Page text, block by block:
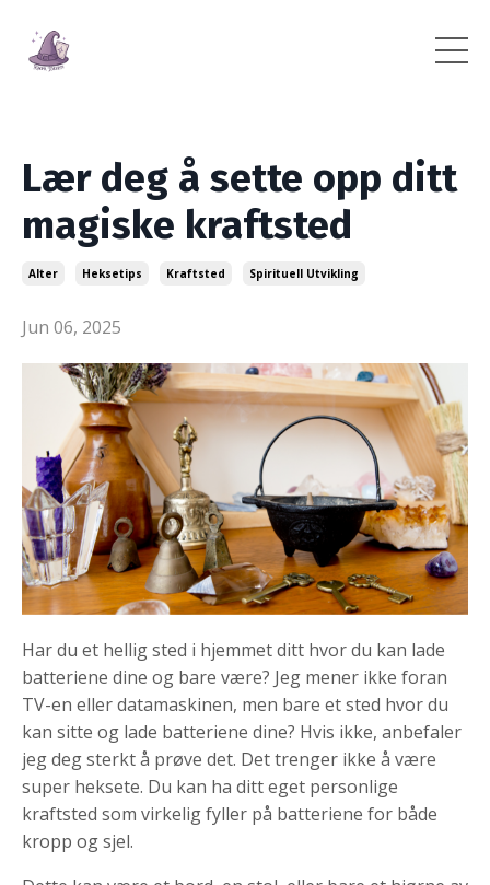
Lær deg å sette opp ditt
magiske kraftsted
Alter Heksetips Kraftsted Spirituell Utvikling
Jun 06, 2025
Har du et hellig sted i hjemmet ditt hvor du kan lade
batteriene dine og bare være? Jeg mener ikke foran
TV-en eller datamaskinen, men bare et sted hvor du
kan sitte og lade batteriene dine? Hvis ikke, anbefaler
jeg deg sterkt å prøve det. Det trenger ikke å være
super heksete. Du kan ha ditt eget personlige
kraftsted som virkelig fyller på batteriene for både
kropp og sjel.